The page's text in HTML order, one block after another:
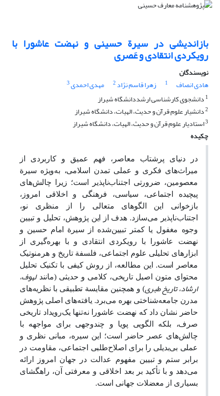
بازاندیشی در سیرة حسینی و نهضت عاشورا با
رویکردی انتقادی و عَصری
نویسندگان
هادی انصاف
1 زهرا قاسم نژاد 2 مهدی احمدی3
1 دانشجوی کارشناسی ارشددانشگاه شیراز
2دانشیار علوم قرآن و حدیث، الهیات، دانشگاه شیراز
3استادیار علوم قرآن و حدیث، الهیات، دانشگاه شیراز
چکیده
در دنیای پرشتاب معاصر، فهم عمیق و کاربردی از
میراث‌های فکری و عملی تمدن اسلامی، به‌ویژه سیرة
معصومین، ضرورتی اجتناب‌ناپذیر است؛ زیرا چالش‌های
پیچیده اجتماعی، سیاسی، فرهنگی و اخلاقی امروز،
بازخوانی این الگوهای متعالی را از منظری نو،
اجتناب‌ناپذیر می‌سازد. هدف از این پژوهش، تحلیل و تبیین
وجوه مغفول یا کمتر تبیین‌شده از سیرة امام حسین و
نهضت عاشورا با رویکردی انتقادی و با بهره‌گیری از
ابزارهای تحلیلی علوم اجتماعی، فلسفة تاریخ و هرمنوتیک
معاصر است. این مطالعه، از روش کیفی با تکنیک تحلیل
محتوای متون اصیل تاریخی، کلامی و حدیثی (مانندلهوف،
ارشاد، تاریخ طبری) و همچنین مقایسة تطبیقی با نظریه‌های
مدرن جامعه‌شناختی بهره می‌برد. یافته‌های اصلی پژوهش
حاضر نشان داد که نهضت عاشورا نه‌تنها یک‌رویداد تاریخی
صرف، بلکه الگویی پویا و چندوجهی برای مواجهه با
چالش‌های عصر حاضر است؛ این سیره، مبانی نظری و
عملی بی‌بدیلی را برای اصلاح‌طلبی
اجتماعی، مقاومت در
برابر ستم و تبیین مفهوم عدالت در جهان امروز ارائه
می‌دهد و با تأکید بر بعد اخلاقی و معرفتی آن، راهگشای
بسیاری از معضلات جهانی است.